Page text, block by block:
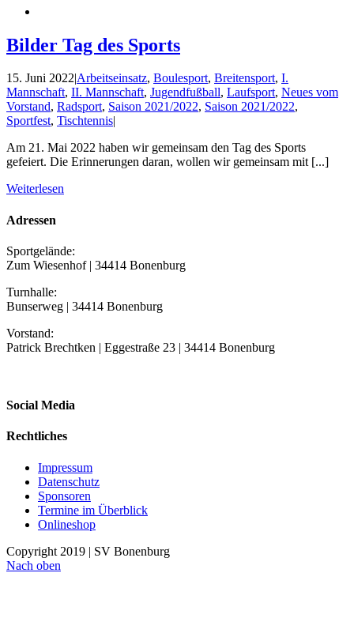
Bilder Tag des Sports
15. Juni 2022|Arbeitseinsatz, Boulesport, Breitensport, I.
Mannschaft, II. Mannschaft, Jugendfußball, Laufsport, Neues vom
Vorstand, Radsport, Saison 2021/2022, Saison 2021/2022,
Sportfest, Tischtennis|
Am 21. Mai 2022 haben wir gemeinsam den Tag des Sports
gefeiert. Die Erinnerungen daran, wollen wir gemeinsam mit [...]
Weiterlesen
Adressen
Sportgelände:
Zum Wiesenhof | 34414 Bonenburg
Turnhalle:
Bunserweg | 34414 Bonenburg
Vorstand:
Patrick Brechtken | Eggestraße 23 | 34414 Bonenburg
Social Media
Rechtliches
Impressum
Datenschutz
Sponsoren
Termine im Überblick
Onlineshop
Copyright 2019 | SV Bonenburg
Nach oben